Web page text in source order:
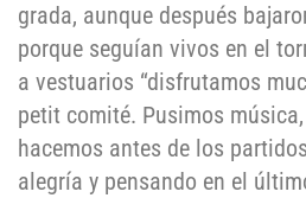
grada, aunque después
porque seguían vivos en el
a vestuarios “disfrutamos
petit comité. Pusimos
hacemos antes de los
alegría y pensando en el